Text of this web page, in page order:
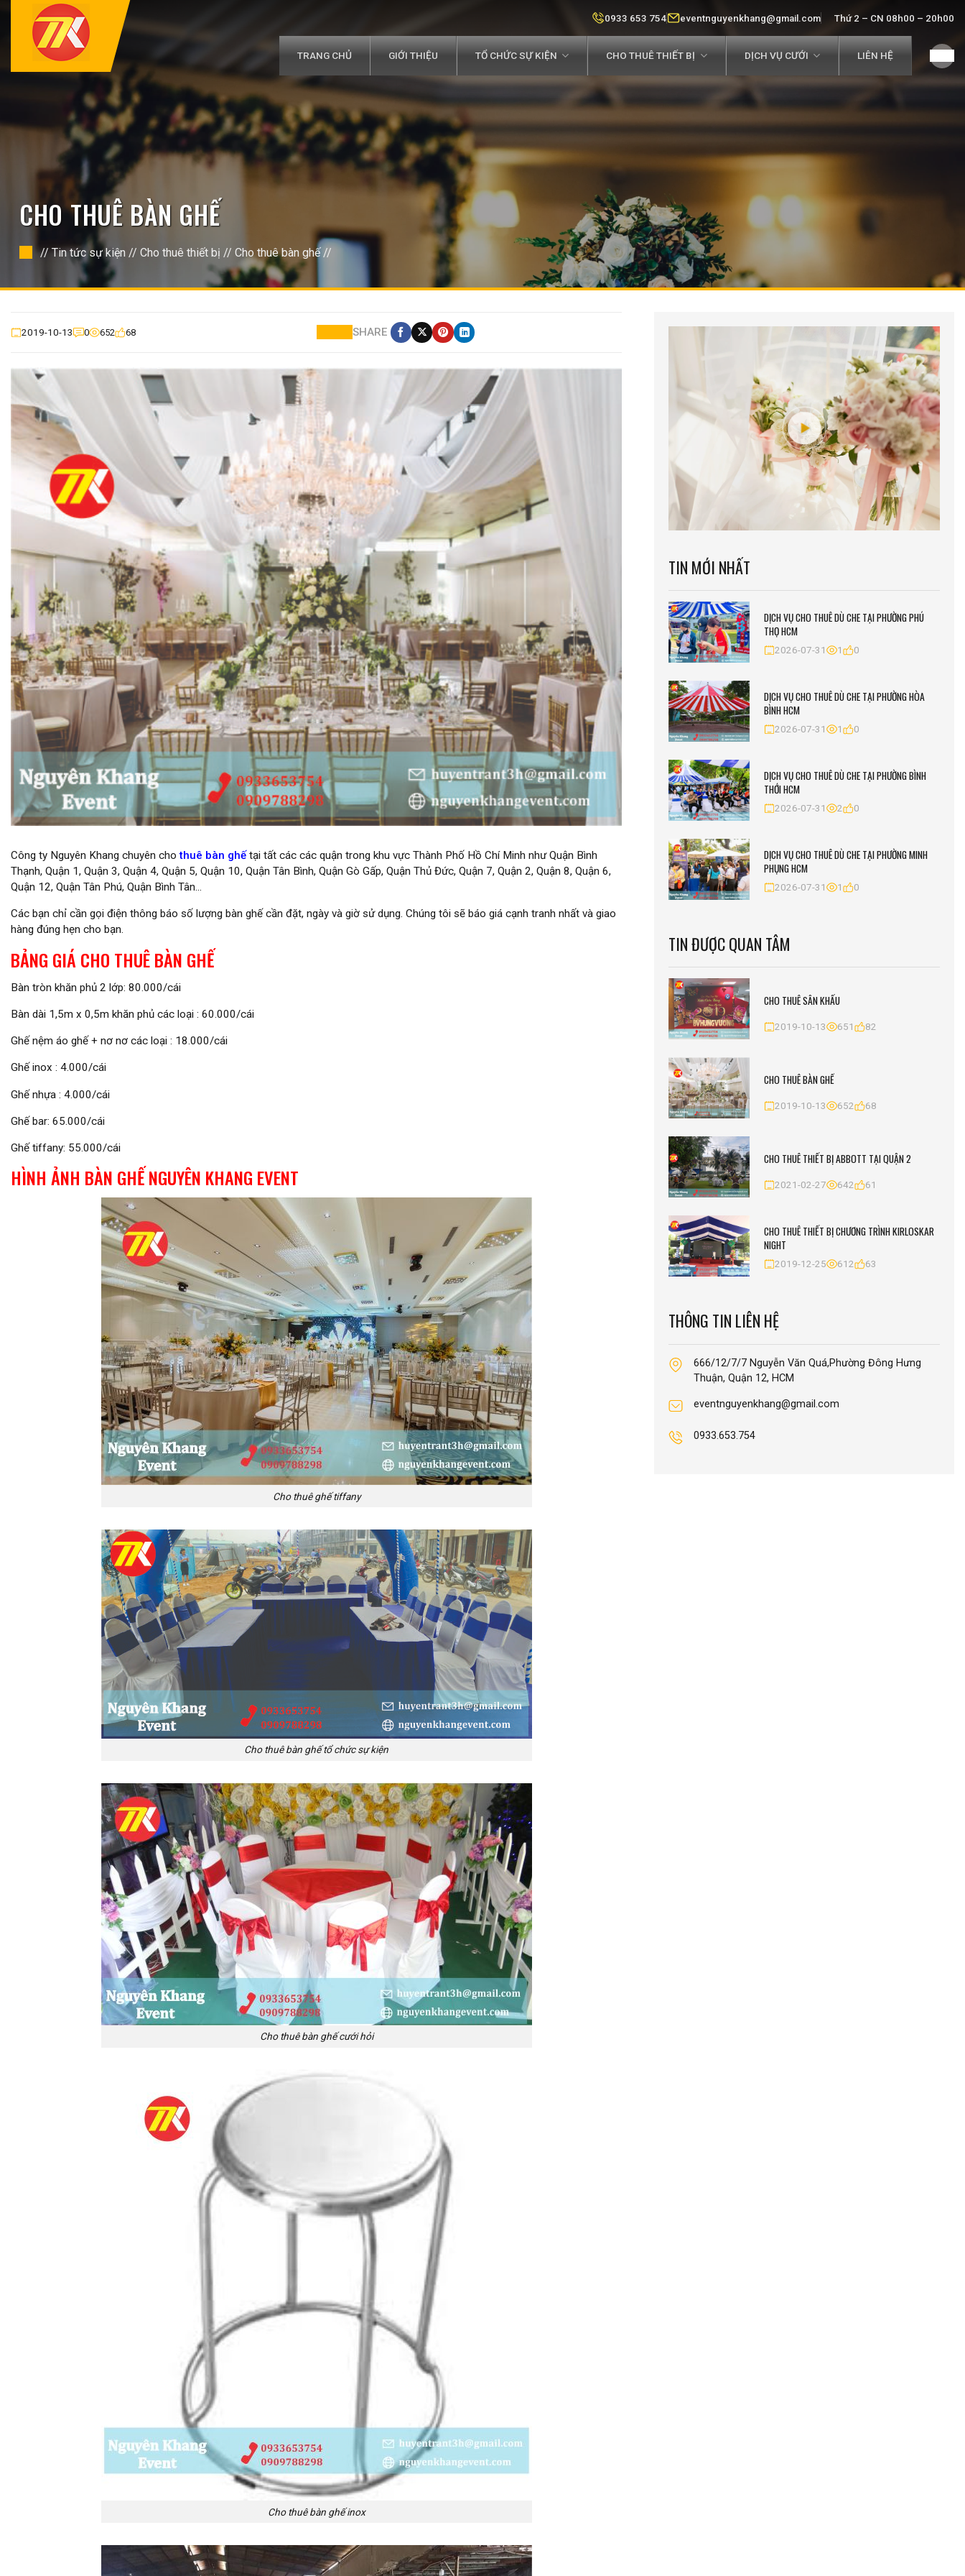
0933 653 754 eventnguyenkhang@gmail.com Thứ 2 – CN 08h00 – 20h00
TRANG CHỦ GIỚI THIỆU TỔ CHỨC SỰ KIỆN CHO THUÊ THIẾT BỊ DỊCH VỤ CƯỚI LIÊN HỆ
CHO THUÊ BÀN GHẾ
//Tin tức sự kiện // Cho thuê thiết bị // Cho thuê bàn ghế//
2019-10-13 0 652 68 SHARE
Công ty Nguyên Khang chuyên chothuê bàn ghếtại tất các các quận trong khu vực Thành Phố Hồ Chí Minh như Quận Bình
Thạnh, Quận 1, Quận 3, Quận 4, Quận 5, Quận 10, Quận Tân Bình, Quận Gò Gấp, Quận Thủ Đức, Quận 7, Quận 2, Quận 8, Quận 6,
Quận 12, Quận Tân Phú, Quận Bình Tân…
Các bạn chỉ cần gọi điện thông báo số lượng bàn ghế cần đặt, ngày và giờ sử dụng. Chúng tôi sẽ báo giá cạnh tranh nhất và giao
hàng đúng hẹn cho bạn.
BẢNG GIÁ CHO THUÊ BÀN GHẾ
Bàn tròn khăn phủ 2 lớp: 80.000/cái
Bàn dài 1,5m x 0,5m khăn phủ các loại : 60.000/cái
Ghế nệm áo ghế + nơ nơ các loại : 18.000/cái
Ghế inox : 4.000/cái
Ghế nhựa : 4.000/cái
Ghế bar: 65.000/cái
Ghế tiffany: 55.000/cái
HÌNH ẢNH BÀN GHẾ NGUYÊN KHANG EVENT
Cho thuê ghế tiffany
Cho thuê bàn ghế tổ chức sự kiện
Cho thuê bàn ghế cưới hỏi
Cho thuê bàn ghế inox
TIN MỚI NHẤT
DỊCH VỤ CHO THUÊ DÙ CHE TẠI PHƯỜNG PHÚ
THỌ HCM
2026-07-31 1 0
DỊCH VỤ CHO THUÊ DÙ CHE TẠI PHƯỜNG HÒA
BÌNH HCM
2026-07-31 1 0
DỊCH VỤ CHO THUÊ DÙ CHE TẠI PHƯỜNG BÌNH
THỚI HCM
2026-07-31 2 0
DỊCH VỤ CHO THUÊ DÙ CHE TẠI PHƯỜNG MINH
PHỤNG HCM
2026-07-31 1 0
TIN ĐƯỢC QUAN TÂM
CHO THUÊ SÂN KHẤU
2019-10-13 651 82
CHO THUÊ BÀN GHẾ
2019-10-13 652 68
CHO THUÊ THIẾT BỊ ABBOTT TẠI QUẬN 2
2021-02-27 642 61
CHO THUÊ THIẾT BỊ CHƯƠNG TRÌNH KIRLOSKAR
NIGHT
2019-12-25 612 63
THÔNG TIN LIÊN HỆ
666/12/7/7 Nguyễn Văn Quá,Phường Đông Hưng
Thuận, Quận 12, HCM
eventnguyenkhang@gmail.com
0933.653.754